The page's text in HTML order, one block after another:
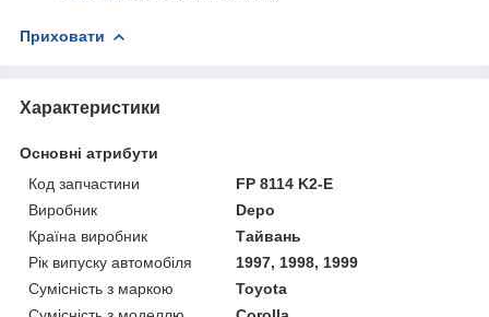
Приховати
Характеристики
Основні атрибути
Код запчастини
FP 8114 K2-E
Виробник
Depo
Країна виробник
Тайвань
Рік випуску автомобіля
1997, 1998, 1999
Сумісність з маркою
Toyota